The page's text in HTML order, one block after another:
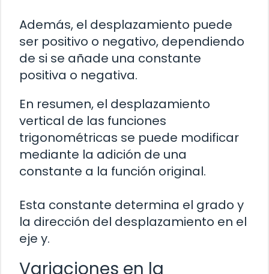
Además, el desplazamiento puede
ser positivo o negativo, dependiendo
de si se añade una constante
positiva o negativa.
En resumen, el desplazamiento
vertical de las funciones
trigonométricas se puede modificar
mediante la adición de una
constante a la función original.
Esta constante determina el grado y
la dirección del desplazamiento en el
eje y.
Variaciones en la